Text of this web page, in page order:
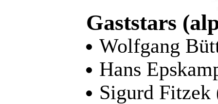
Gaststars
Wolfgang
Hans
Sigurd